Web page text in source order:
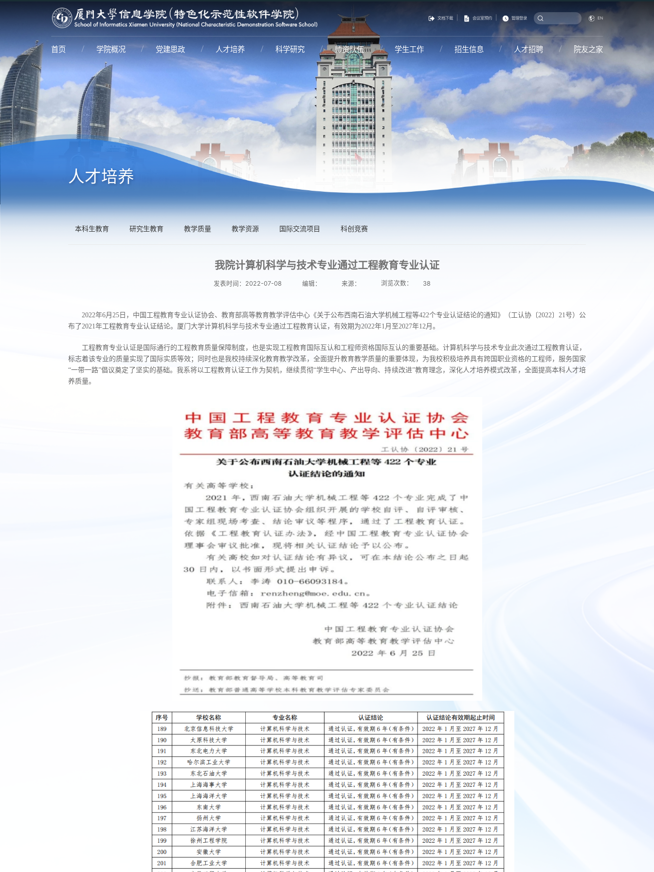
文档下载 会议室预约 管理登录 EN
首页 学院概况 党建思政 人才培养 科学研究 师资队伍 学生工作 招生信息 人才招聘 院友之家
人才培养
本科生教育 研究生教育 教学质量 教学资源 国际交流项目 科创竞赛
我院计算机科学与技术专业通过工程教育专业认证
发表时间：2022-07-08 编辑： 来源： 浏览次数： 38
2022年6月25日，中国工程教育专业认证协会、教育部高等教育教学评估中心《关于公布西南石油大学机械工程等422个专业认证结论的通知》（工认协〔2022〕21号）公
布了2021年工程教育专业认证结论。厦门大学计算机科学与技术专业通过工程教育认证，有效期为2022年1月至2027年12月。
工程教育专业认证是国际通行的工程教育质量保障制度，也是实现工程教育国际互认和工程师资格国际互认的重要基础。计算机科学与技术专业此次通过工程教育认证，
标志着该专业的质量实现了国际实质等效；同时也是我校持续深化教育教学改革，全面提升教育教学质量的重要体现，为我校积极培养具有跨国职业资格的工程师，服务国家
“一带一路”倡议奠定了坚实的基础。我系将以工程教育认证工作为契机，继续贯彻“学生中心、产出导向、持续改进”教育理念，深化人才培养模式改革，全面提高本科人才培
养质量。